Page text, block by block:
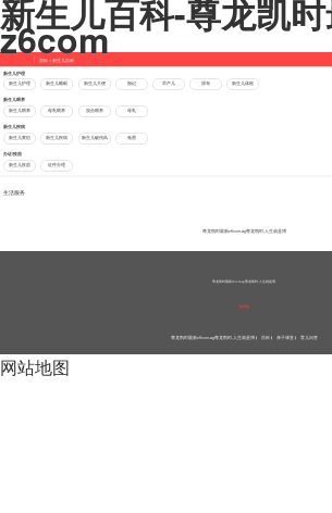
新生儿百科-尊龙凯
z6com
百科>新生儿百科
新生儿护理
新生儿护理
新生儿睡眠 新生儿大便 胎记 早产儿 尿布 新生儿体检
新生儿喂养
新生儿喂养
母乳喂养 混合喂养 母乳
新生儿疾病
新生儿黄疸
新生儿疾病 新生儿破伤风 兔唇
办证/疫苗
新生儿疫苗
证件办理
生活服务
尊龙凯时最新z6com-ag尊龙凯时-人生就是博
尊龙凯时最新z6com-ag尊龙凯时-人生就是博
触屏版
尊龙凯时最新z6com-ag尊龙凯时-人生就是博 百科 亲子课堂 育儿问答
网站地图